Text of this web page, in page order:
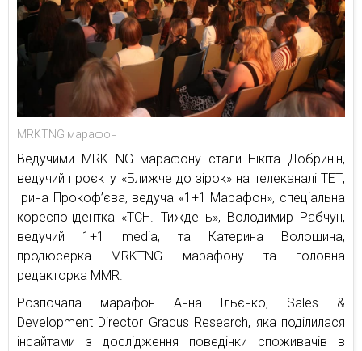
MRKTNG марафон
Ведучими MRKTNG марафону стали Нікіта Добринін,
ведучий проєкту «Ближче до зірок» на телеканалі ТЕТ,
Ірина Прокоф’єва, ведуча «1+1 Марафон», спеціальна
кореспондентка «ТСН. Тиждень», Володимир Рабчун,
ведучий 1+1 media, та Катерина Волошина,
продюсерка MRKTNG марафону та головна
редакторка MMR.
Розпочала марафон Анна Ільєнко, Sales &
Development Director Gradus Research, яка поділилася
інсайтами з дослідження поведінки споживачів в